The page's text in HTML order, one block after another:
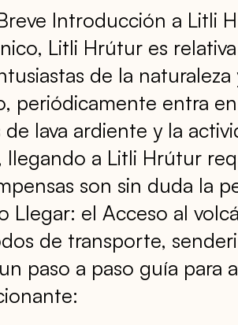
Introducción a Litli
Litli Hrútur es
de la
periódicamente entra
de lava ardiente y la
llegando a Litli Hrútur
son sin duda la
Llegar: el Acceso al
de transporte,
paso a paso guía para